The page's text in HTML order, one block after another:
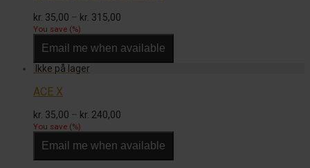
kr. 35,00 – kr. 315,00
kr. 315,00
You save (%)
Email me when available
ACE X
kr. 35,00 – kr. 240,00
kr. 240,00
You save (%)
Email me when available